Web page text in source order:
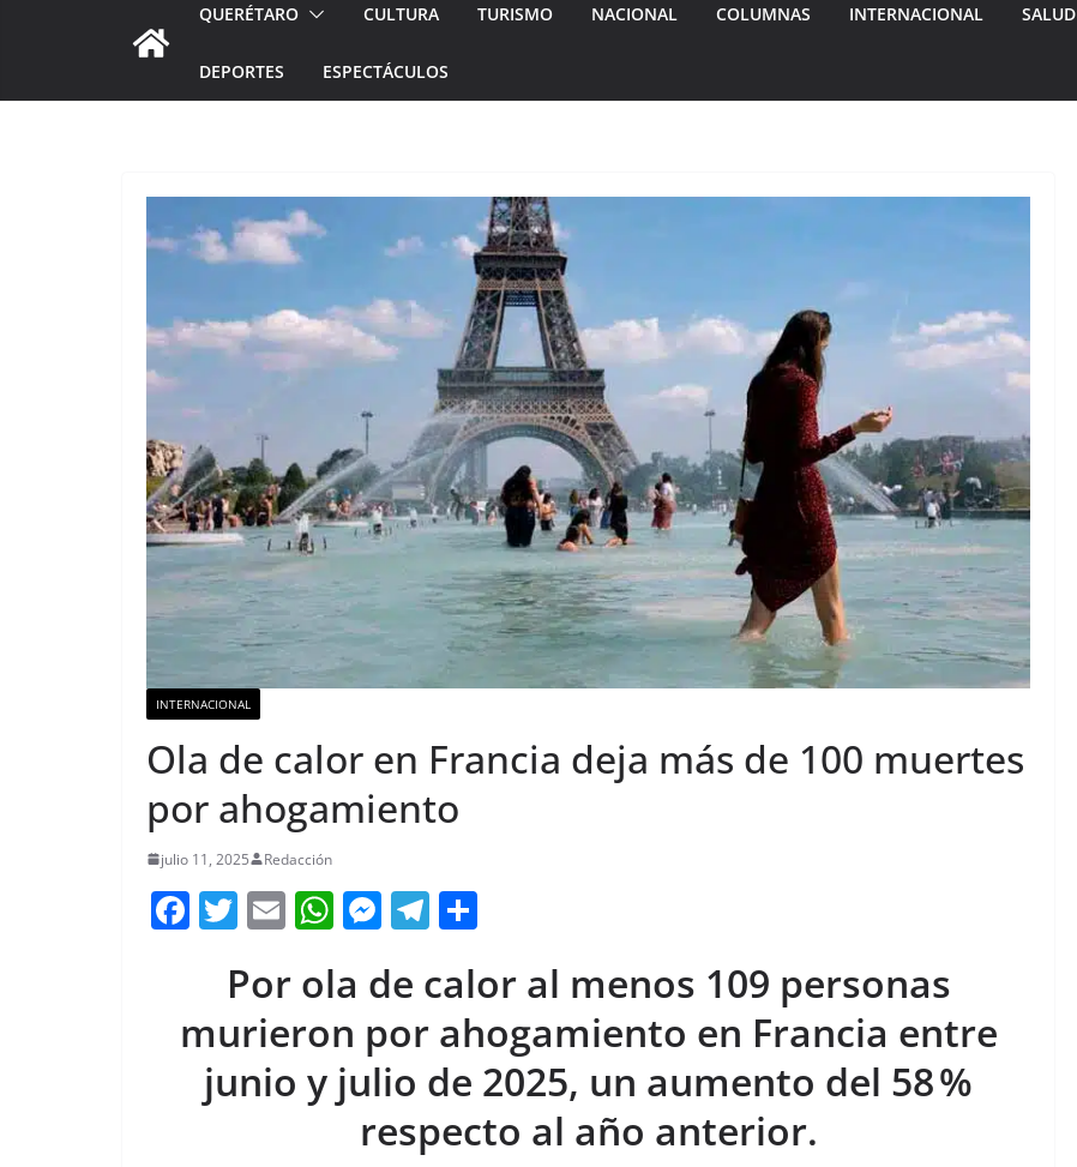
QUERÉTARO CULTURA TURISMO NACIONAL COLUMNAS INTERNACIONAL SALUD
DEPORTES ESPECTÁCULOS
INTERNACIONAL
Ola de calor en Francia deja más de 100 muertes
por ahogamiento
julio 11, 2025 Redacción
F
a
e
b
o
T
w
itt
er
E
m
ai
l
W
h
at
s
A
p
M
e
ss
e
n
g
er
T
el
e
gr
a
m
m
p
ar
tir
Por ola de calor al menos 109 personas
murieron por ahogamiento en Francia entre
junio y julio de 2025, un aumento del 58 %
respecto al año anterior.